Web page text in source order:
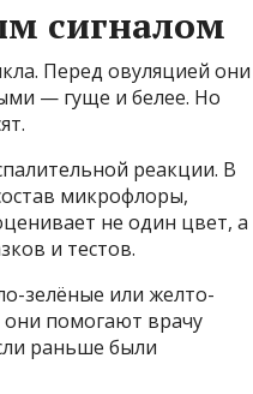
сигналом
Перед овуляцией они
— гуще и белее. Но
реакции. В
микрофлоры,
не один цвет, а
и тестов.
зелёные или желто-
они помогают врачу
раньше были